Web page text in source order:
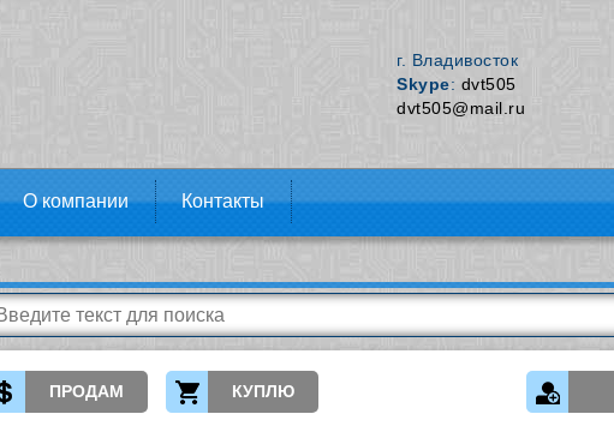
г. Владивосток
Skype: dvt505
dvt505@mail.ru
О компании Контакты
ПРОДАМ КУПЛЮ